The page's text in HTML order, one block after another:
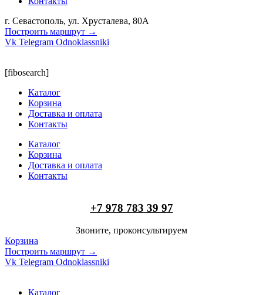
г. Севастополь, ул. Хрусталева, 80А
Построить маршрут →
Vk Telegram Odnoklassniki
[fibosearch]
Каталог
Корзина
Доставка и оплата
Контакты
Каталог
Корзина
Доставка и оплата
Контакты
+7 978 783 39 97
Звоните, проконсультируем
Корзина
Построить маршрут →
Vk Telegram Odnoklassniki
Каталог